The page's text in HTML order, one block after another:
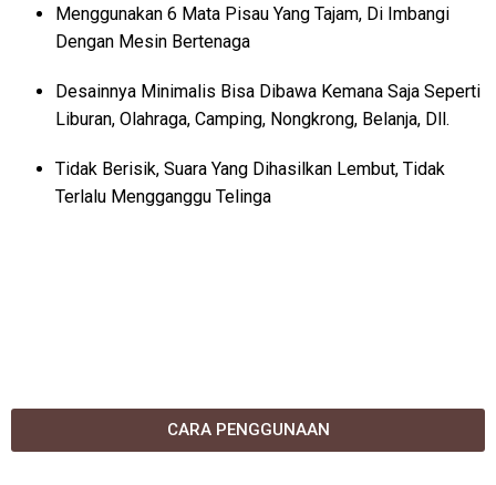
Menggunakan 6 Mata Pisau Yang Tajam, Di Imbangi
Dengan Mesin Bertenaga
Desainnya Minimalis Bisa Dibawa Kemana Saja Seperti
Liburan, Olahraga, Camping, Nongkrong, Belanja, Dll.
Tidak Berisik, Suara Yang Dihasilkan Lembut, Tidak
Terlalu Mengganggu Telinga
CARA PENGGUNAAN